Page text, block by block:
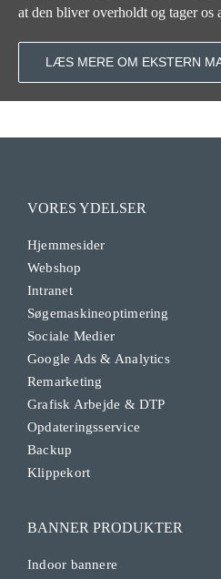
at den bliver overholdt og tager os
LÆS MERE OM EKSTERN
VORES YDELSER
Hjemmesider
Webshop
Intranet
Søgemaskineoptimering
Sociale Medier
Google Ads & Analytics
Remarketing
Grafisk Arbejde & DTP
Opdateringsservice
Backup
Klippekort
BANNER PRODUKTER
Indoor bannere